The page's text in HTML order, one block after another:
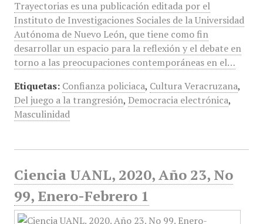
Trayectorias es una publicación editada por el
Instituto de Investigaciones Sociales de la Universidad
Autónoma de Nuevo León, que tiene como fin
desarrollar un espacio para la reflexión y el debate en
torno a las preocupaciones contemporáneas en el…
Etiquetas: Confianza policiaca, Cultura Veracruzana,
Del juego a la trangresión, Democracia electrónica,
Masculinidad
Ciencia UANL, 2020, Año 23, No
99, Enero-Febrero 1